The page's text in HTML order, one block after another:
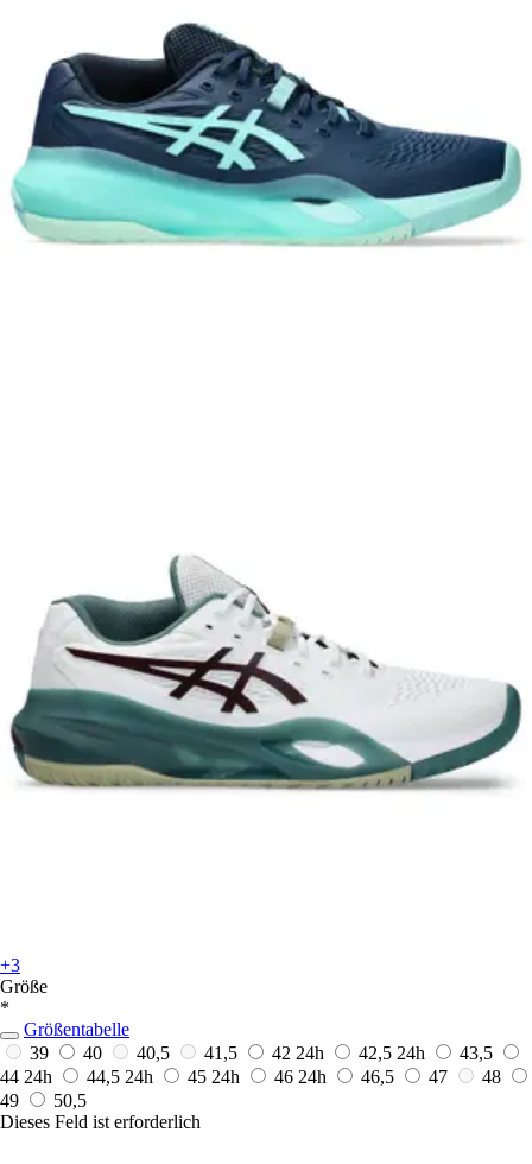
+3
Größe
*
Größentabelle
39
40 40,5 41,5 42 24h 42,5 24h
43,5
44 24h 44,5 24h 45 24h 46 24h 46,5 47
48
49
50,5
Dieses Feld ist erforderlich